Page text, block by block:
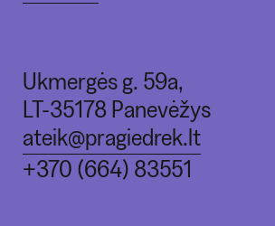
Ukmergės g. 59a,
LT-35178 Panevėžys
ateik@pragiedrek.lt
+370 (664) 83551